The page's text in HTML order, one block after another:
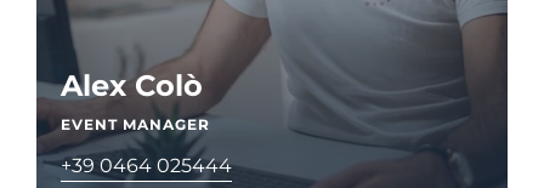
Alex Colò
EVENT MANAGER
+39 0464 025444